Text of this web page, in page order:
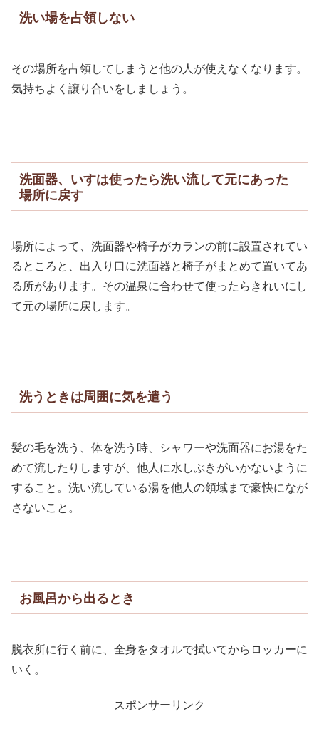
洗い場を占領しない
その場所を占領してしまうと他の人が使えなくなります。
気持ちよく譲り合いをしましょう。
洗面器、いすは使ったら洗い流して元にあった
場所に戻す
場所によって、洗面器や椅子がカランの前に設置されてい
るところと、出入り口に洗面器と椅子がまとめて置いてあ
る所があります。その温泉に合わせて使ったらきれいにし
て元の場所に戻します。
洗うときは周囲に気を遣う
髪の毛を洗う、体を洗う時、シャワーや洗面器にお湯をた
めて流したりしますが、他人に水しぶきがいかないように
すること。洗い流している湯を他人の領域まで豪快になが
さないこと。
お風呂から出るとき
脱衣所に行く前に、全身をタオルで拭いてからロッカーに
いく。
スポンサーリンク